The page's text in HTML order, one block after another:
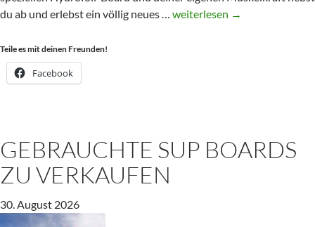
du ab und erlebst ein völlig neues … Pumpfoilen
weiterlesen →
Teile es mit deinen Freunden!
Facebook
GEBRAUCHTE SUP BOARDS
ZU VERKAUFEN
30. August 2026